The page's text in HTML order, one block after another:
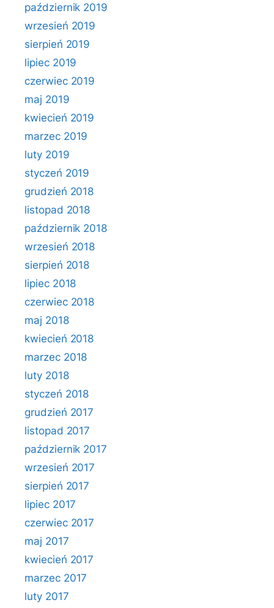
październik 2019
wrzesień 2019
sierpień 2019
lipiec 2019
czerwiec 2019
maj 2019
kwiecień 2019
marzec 2019
luty 2019
styczeń 2019
grudzień 2018
listopad 2018
październik 2018
wrzesień 2018
sierpień 2018
lipiec 2018
czerwiec 2018
maj 2018
kwiecień 2018
marzec 2018
luty 2018
styczeń 2018
grudzień 2017
listopad 2017
październik 2017
wrzesień 2017
sierpień 2017
lipiec 2017
czerwiec 2017
maj 2017
kwiecień 2017
marzec 2017
luty 2017